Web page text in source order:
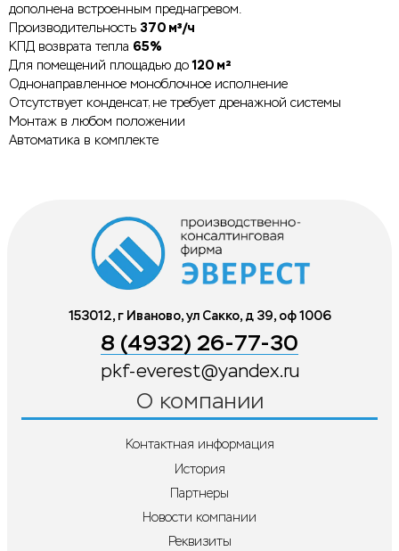
дополнена встроенным преднагревом.
Производительность 370 м³/ч
КПД возврата тепла 65%
Для помещений площадью до120 м²
Однонаправленное моноблочное исполнение
Отсутствует конденсат, не требует дренажной системы
Монтаж в любом положении
Автоматика в комплекте
153012, г Иваново, ул Сакко, д 39, оф 1006
8 (4932) 26-77-30
pkf-everest@yandex.ru
О компании
Контактная информация
История
Партнеры
Новости компании
Реквизиты